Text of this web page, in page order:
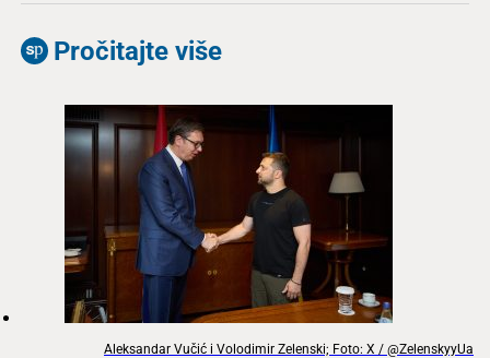
Pročitajte više
Aleksandar Vučić i Volodimir Zelenski; Foto: X / @ZelenskyyUa